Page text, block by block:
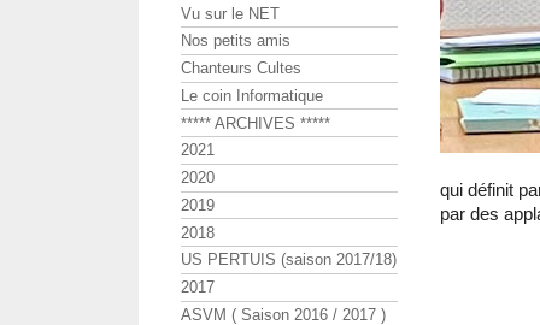
qui définit
par des
Vu sur le NET
Nos petits amis
Chanteurs Cultes
Le coin Informatique
***** ARCHIVES *****
2021
2020
2019
2018
US PERTUIS (saison 2017/18)
2017
ASVM ( Saison 2016 / 2017 )